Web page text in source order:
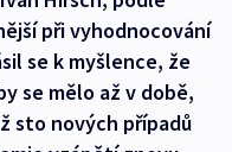
při vyhodnocování
se k myšlence, že
se mělo až v době,
sto nových případů